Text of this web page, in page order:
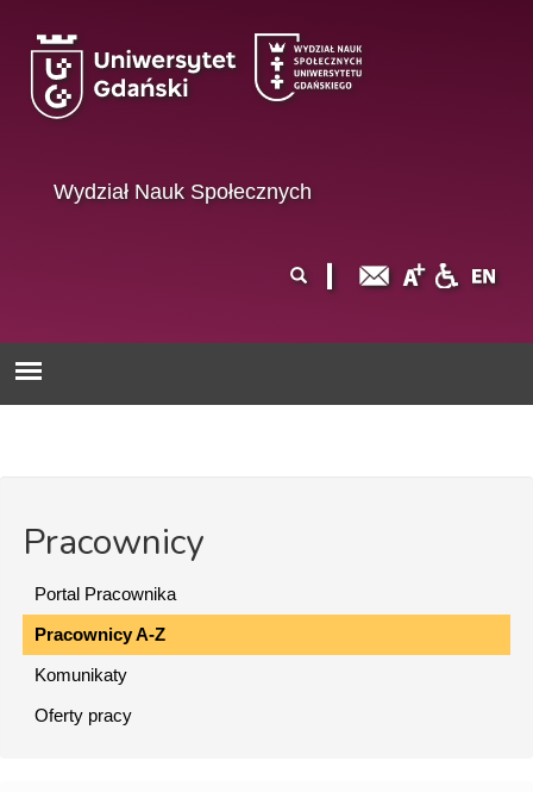
Wydział Nauk Społecznych
wyszukiwania
Pracownicy
Portal Pracownika
Pracownicy A-Z
Komunikaty
Oferty pracy